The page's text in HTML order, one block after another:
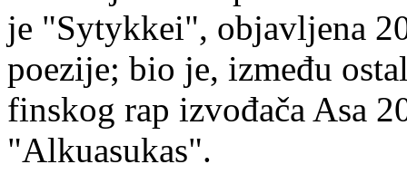
je "Sytykkei", objavljena
poezije; bio je, između
finskog rap izvođača Asa
"Alkuasukas".